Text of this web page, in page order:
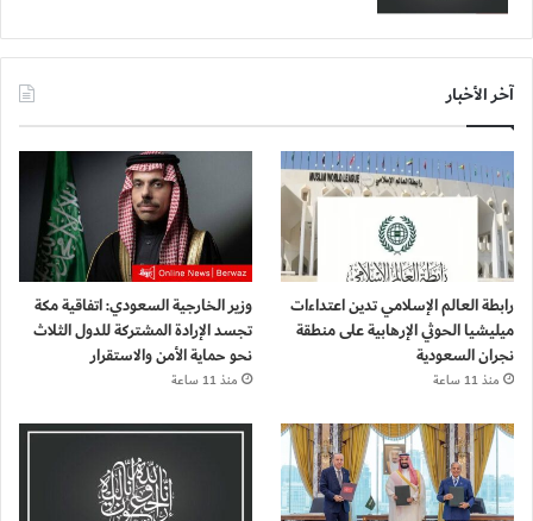
آخر الأخبار
رابطة العالم الإسلامي تدين اعتداءات
ميليشيا الحوثي الإرهابية على منطقة
نجران السعودية
منذ 11 ساعة
وزير الخارجية السعودي: اتفاقية مكة
تجسد الإرادة المشتركة للدول الثلاث
نحو حماية الأمن والاستقرار
منذ 11 ساعة